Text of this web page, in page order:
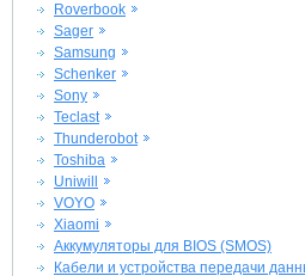
Roverbook
Sager
Samsung
Schenker
Sony
Teclast
Thunderobot
Toshiba
Uniwill
VOYO
Xiaomi
Аккумуляторы для BIOS (SMOS)
Кабели и устройства передачи